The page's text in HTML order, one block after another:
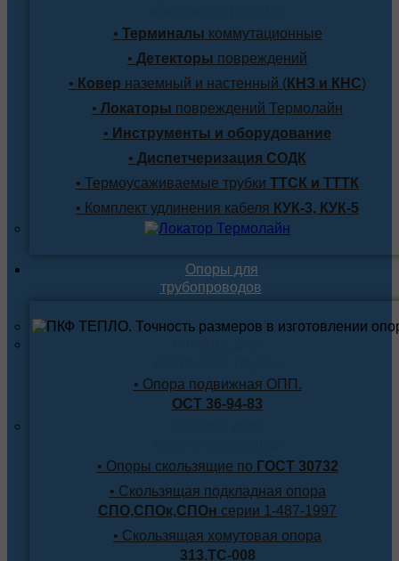
• Терминалы коммутационные
• Детекторы повреждений
• Ковер наземный и настенный (КНЗ и КНС)
• Локаторы повреждений Термолайн
• Инструменты и оборудование
• Диспетчеризация СОДК
• Термоусаживаемые трубки ТТСК и ТТТК
• Комплект удлинения кабеля КУК-3, КУК-5
Опоры для
трубопроводов
• Опора подвижная ОПП.
ОСТ 36-94-83
• Опоры скользящие по ГОСТ 30732
• Скользящая подкладная опора
СПО,СПОк,СПОн серии 1-487-1997
• Скользящая хомутовая опора
313.ТС-008